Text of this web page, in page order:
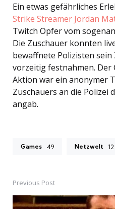
Ein etwas gefährliches
Strike Streamer Jordan
Twitch Opfer vom
Die Zuschauer konnten
bewaffnete Polizisten
vorzeitig festnahmen. Der
Aktion war ein anonymer
Zuschauers an die Polizei
angab.
Games 49 Netzwelt 12
PostPrevious Post